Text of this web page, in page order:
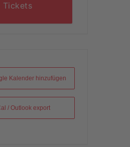
Tickets
Kalender hinzufügen
/ Outlook export